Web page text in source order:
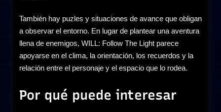
También hay puzles y situaciones de avance que obligan
a observar el entorno. En lugar de plantear una aventura
llena de enemigos, WILL: Follow The Light parece
apoyarse en el clima, la orientación, los recuerdos y la
relación entre el personaje y el espacio que lo rodea.
Por qué puede interesar